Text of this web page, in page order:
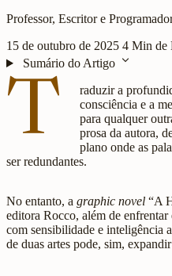
Professor, Escritor e
15 de outubro de 2025 4 Min de
Sumário do Artigo expand_more
T
raduzir a
consciência e a
para qualquer
prosa da autora,
plano onde as
ser redundantes.
No entanto, a graphic novel “A
editora Rocco, além de
com sensibilidade e inteligência
de duas artes pode, sim,